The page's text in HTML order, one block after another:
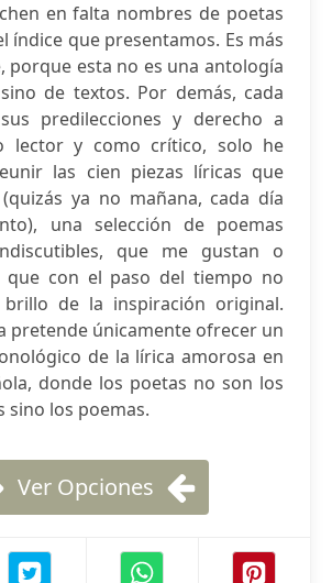
en falta nombres de poetas
índice que presentamos. Es más
porque esta no es una antología
de textos. Por demás, cada
predilecciones y derecho a
lector y como crítico, solo he
las cien piezas líricas que
ya no mañana, cada día
una selección de poemas
que me gustan o
que con el paso del tiempo no
de la inspiración original.
pretende únicamente ofrecer un
de la lírica amorosa en
donde los poetas no son los
sino los poemas.
Ver Opciones